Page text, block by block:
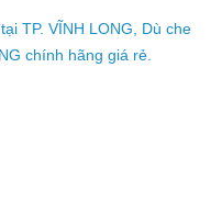
TP. VĨNH LONG, Dù che
chính hãng giá rẻ.